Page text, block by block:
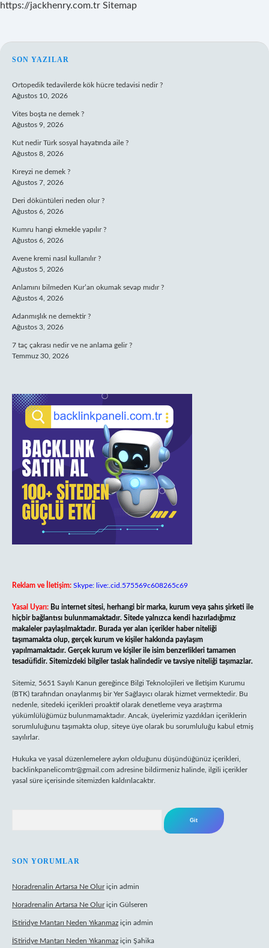
https://jackhenry.com.tr Sitemap
SIDEBAR
SON YAZILAR
Ortopedik tedavilerde kök hücre tedavisi nedir ?
Ağustos 10, 2026
Vites boşta ne demek ?
Ağustos 9, 2026
Kut nedir Türk sosyal hayatında aile ?
Ağustos 8, 2026
Kıreyzi ne demek ?
Ağustos 7, 2026
Deri döküntüleri neden olur ?
Ağustos 6, 2026
Kumru hangi ekmekle yapılır ?
Ağustos 6, 2026
Avene kremi nasıl kullanılır ?
Ağustos 5, 2026
Anlamını bilmeden Kur’an okumak sevap mıdır ?
Ağustos 4, 2026
Adanmışlık ne demektir ?
Ağustos 3, 2026
7 taç çakrası nedir ve ne anlama gelir ?
Temmuz 30, 2026
Reklam ve İletişim: Skype: live:.cid.575569c608265c69
Yasal Uyarı: Bu internet sitesi, herhangi bir marka, kurum veya şahıs şirketi ile
hiçbir bağlantısı bulunmamaktadır. Sitede yalnızca kendi hazırladığımız
makaleler paylaşılmaktadır. Burada yer alan içerikler haber niteliği
taşımamakta olup, gerçek kurum ve kişiler hakkında paylaşım
yapılmamaktadır. Gerçek kurum ve kişiler ile isim benzerlikleri tamamen
tesadüfidir. Sitemizdeki bilgiler taslak halindedir ve tavsiye niteliği taşımazlar.
Sitemiz, 5651 Sayılı Kanun gereğince Bilgi Teknolojileri ve İletişim Kurumu
(BTK) tarafından onaylanmış bir Yer Sağlayıcı olarak hizmet vermektedir. Bu
nedenle, sitedeki içerikleri proaktif olarak denetleme veya araştırma
yükümlülüğümüz bulunmamaktadır. Ancak, üyelerimiz yazdıkları içeriklerin
sorumluluğunu taşımakta olup, siteye üye olarak bu sorumluluğu kabul etmiş
sayılırlar.
Hukuka ve yasal düzenlemelere aykırı olduğunu düşündüğünüz içerikleri,
backlinkpanelicomtr@gmail.com adresine bildirmeniz halinde, ilgili içerikler
yasal süre içerisinde sitemizden kaldırılacaktır.
SON YORUMLAR
Noradrenalin Artarsa Ne Oluriçin admin
Noradrenalin Artarsa Ne Oluriçin Gülseren
İStiridye Mantarı Neden Yıkanmaz için admin
İStiridye Mantarı Neden Yıkanmaz için Şahika